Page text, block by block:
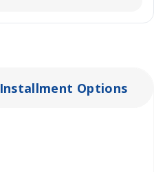
Installment Options